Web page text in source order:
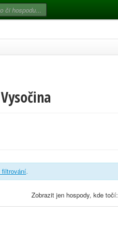
filtrování.
Zobrazit jen hospody, kde točí: